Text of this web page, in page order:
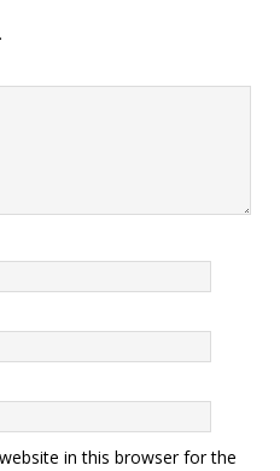
in this browser for the